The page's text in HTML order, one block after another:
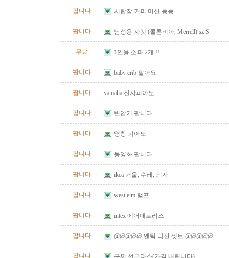
팝니다 서랍장 커피 머신 등등
팝니다 남성용 자켓 (콜롬비아, Merrell) sz S
무료 1인용 소파 2개 !!
팝니다 baby crib 팔아요.
팝니다 yamaha 전자피아노
팝니다 변압기 팝니다
팝니다 영창 피아노
팝니다 동양화 팝니다
팝니다 ikea 거울, 수레, 의자
팝니다 west elm 램프
팝니다 intex 에어매트리스
팝니다 @@@@@ 앤틱 티잔 셋트 @@@@@
팝니다 구찌 선글라스(가격 내립니다)